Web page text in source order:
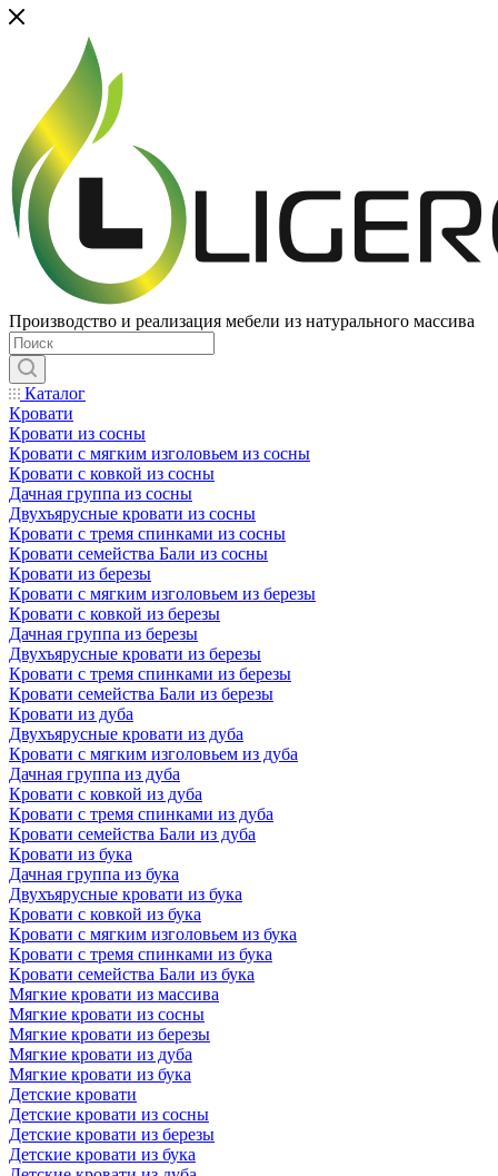
Производство и реализация мебели из натурального массива
Каталог
Кровати
Кровати из сосны
Кровати с мягким изголовьем из сосны
Кровати с ковкой из сосны
Дачная группа из сосны
Двухъярусные кровати из сосны
Кровати с тремя спинками из сосны
Кровати семейства Бали из сосны
Кровати из березы
Кровати с мягким изголовьем из березы
Кровати с ковкой из березы
Дачная группа из березы
Двухъярусные кровати из березы
Кровати с тремя спинками из березы
Кровати семейства Бали из березы
Кровати из дуба
Двухъярусные кровати из дуба
Кровати с мягким изголовьем из дуба
Дачная группа из дуба
Кровати с ковкой из дуба
Кровати с тремя спинками из дуба
Кровати семейства Бали из дуба
Кровати из бука
Дачная группа из бука
Двухъярусные кровати из бука
Кровати с ковкой из бука
Кровати с мягким изголовьем из бука
Кровати с тремя спинками из бука
Кровати семейства Бали из бука
Мягкие кровати из массива
Мягкие кровати из сосны
Мягкие кровати из березы
Мягкие кровати из дуба
Мягкие кровати из бука
Детские кровати
Детские кровати из сосны
Детские кровати из березы
Детские кровати из бука